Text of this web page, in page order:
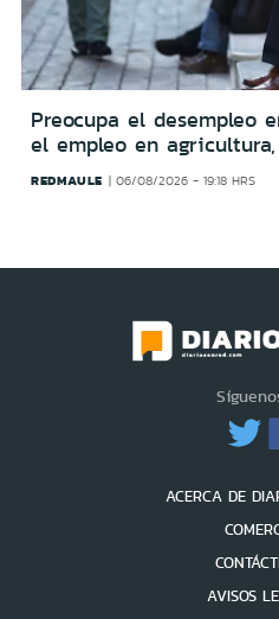
Preocupa el desempleo
el empleo en
REDMAULE 06/08/2026 - 19:18 HRS
ACERCA DE
AVISOS